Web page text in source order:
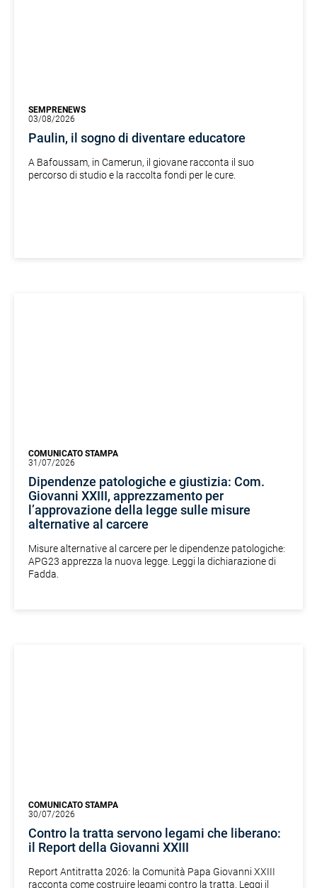
SEMPRENEWS
03/08/2026
Paulin, il sogno di diventare educatore
A Bafoussam, in Camerun, il giovane racconta il suo
percorso di studio e la raccolta fondi per le cure.
COMUNICATO STAMPA
31/07/2026
Dipendenze patologiche e giustizia: Com.
Giovanni XXIII, apprezzamento per
l’approvazione della legge sulle misure
alternative al carcere
Misure alternative al carcere per le dipendenze patologiche:
APG23 apprezza la nuova legge. Leggi la dichiarazione di
Fadda.
COMUNICATO STAMPA
30/07/2026
Contro la tratta servono legami che liberano:
il Report della Giovanni XXIII
Report Antitratta 2026: la Comunità Papa Giovanni XXIII
racconta come costruire legami contro la tratta. Leggi il